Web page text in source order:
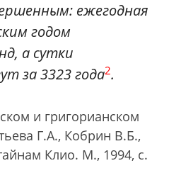
ежегодная
годом
а сутки
за 3323 года2.
и григорианском
Г.А., Кобрин В.Б.,
Клио. М., 1994, с.